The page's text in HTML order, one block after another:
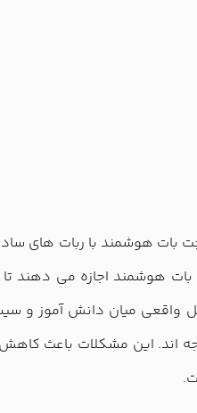
بات هوشمند با ربات های
هوشمند اجازه می دهند
واقعی میان دانش آموز و
مشکلاتی است که کاربران با آن مواجه